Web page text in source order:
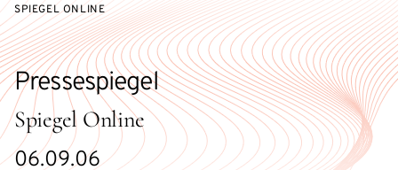
SPIEGEL ONLINE
Spiegel Online
Pressespiegel
06.09.06